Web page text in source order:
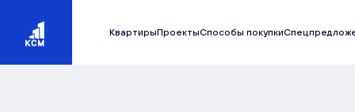
КвартирыПроектыСпособы покупки